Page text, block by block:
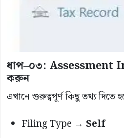
ধাপ–০৩:
করুন
এখানে গুরুত্বপূর্ণ কিছু তথ্য দিতে
Filing Type → Self